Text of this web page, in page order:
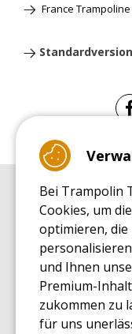
France Trampoline
Standardversion
EINKAUFSRATGEBER
Einkaufsratgeber
MONTAGE RATGEBER
Montagehinweise für
PFLEGERATGEBER
Pflegeratgeber für Ihr
ENDECKUNGSTOUR
Was Sie über Freizeit
Bei Trampolin
Cookies, um
optimieren, die
und Ihnen
Premium-
zukommen zu
für uns